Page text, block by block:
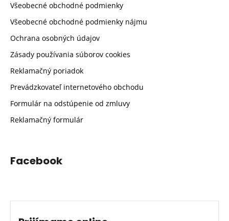
Všeobecné obchodné podmienky
Všeobecné obchodné podmienky nájmu
Ochrana osobných údajov
Zásady používania súborov cookies
Reklamačný poriadok
Prevádzkovateľ internetového obchodu
Formulár na odstúpenie od zmluvy
Reklamačný formulár
Facebook